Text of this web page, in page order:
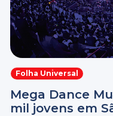
Folha Universal
Mega Dance
mil jovens em